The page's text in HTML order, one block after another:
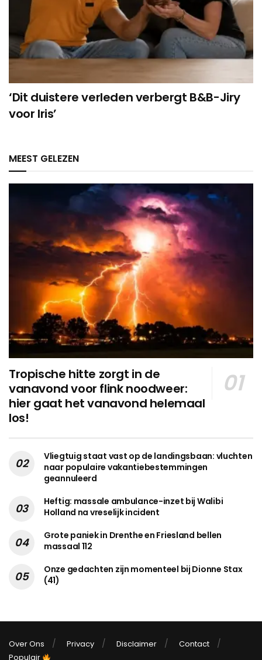
‘Dit duistere verleden verbergt B&B-Jiry
voor Iris’
MEEST GELEZEN
Tropische hitte zorgt in de
vanavond voor flink noodweer:
hier gaat het vanavond helemaal
los!
Vliegtuig staat vast op de landingsbaan: vluchten
naar populaire vakantiebestemmingen
geannuleerd
Heftig: massale ambulance-inzet bij Walibi
Holland na vreselijk incident
Grote paniek in Drenthe en Friesland bellen
massaal 112
Onze gedachten zijn momenteel bij Dionne Stax
(41)
Over Ons Privacy Disclaimer
Contact
Populair